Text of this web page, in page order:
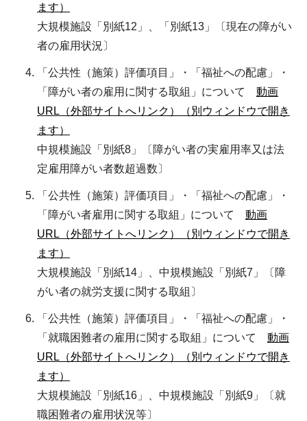
ます）
大規模施設「別紙12」、「別紙13」〔現在の障がい
者の雇用状況〕
「公共性（施策）評価項目」・「福祉への配慮」・
「障がい者の雇用に関する取組」について 動画
URL（外部サイトへリンク）（別ウィンドウで開き
ます）
中規模施設「別紙8」〔障がい者の実雇用率又は法
定雇用障がい者数超過数〕
「公共性（施策）評価項目」・「福祉への配慮」・
「障がい者雇用に関する取組」について 動画
URL（外部サイトへリンク）（別ウィンドウで開き
ます）
大規模施設「別紙14」、中規模施設「別紙7」〔障
がい者の就労支援に関する取組〕
「公共性（施策）評価項目」・「福祉への配慮」・
「就職困難者の雇用に関する取組」について 動画
URL（外部サイトへリンク）（別ウィンドウで開き
ます）
大規模施設「別紙16」、中規模施設「別紙9」〔就
職困難者の雇用状況等〕